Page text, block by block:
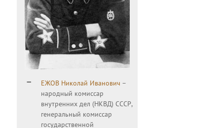
ЕЖОВ Николай Иванович –
народный комиссар
внутренних дел (НКВД) СССР,
генеральный комиссар
государственной